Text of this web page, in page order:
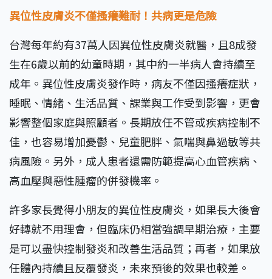
異位性皮膚炎不僅搔癢難耐！共病更是危險
台灣每年約有37萬人因異位性皮膚炎就醫，且8成發
生在6歲以前的幼童時期，其中約一半病人會持續至
成年。異位性皮膚炎發作時，病友不僅因搔癢症狀，
睡眠、情緒、生活品質、課業與工作受到影響，更會
影響整個家庭與照顧者。長期放任不管或疾病控制不
佳，也容易增加憂鬱、兒童肥胖、氣喘與鼻過敏等共
病風險。另外，成人患者還需防範提高心血管疾病、
高血壓與惡性腫瘤的併發機率。
許多家長覺得小朋友的異位性皮膚炎，如果長大後會
好轉就不用理會，但臨床仍相當強調早期治療，主要
是可以盡快控制發炎和改善生活品質；再者，如果放
任體內持續且反覆發炎，未來預後的效果也較差。